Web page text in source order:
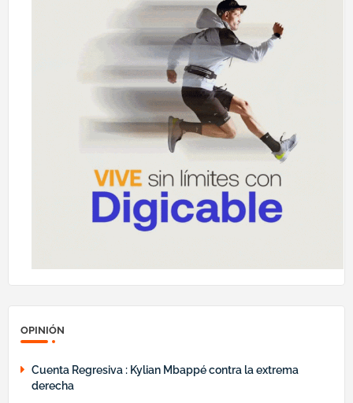
OPINIÓN
Cuenta Regresiva : Kylian Mbappé contra la extrema
derecha